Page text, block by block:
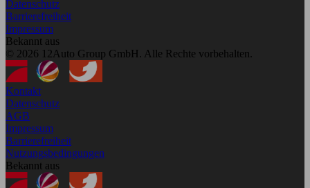
Datenschutz
Barrierefreiheit
Impressum
Bekannt aus
© 2026 12Auto Group GmbH. Alle Rechte vorbehalten.
Kontakt
Datenschutz
AGB
Impressum
Barrierefreiheit
Nutzungsbedingungen
Bekannt aus